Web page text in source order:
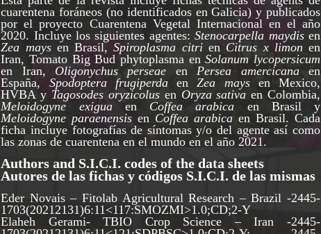
cuarentena foráneos (no identificados en Galicia) y publicados
por el proyecto Cuarentena Vegetal Internacional en el año
2020. Incluye los siguientes agentes:Stenocarpella maydisen
Zea maysen Brasil,Spiroplasma citrien Citrus x limon en
Iran, Tomato Big Bud phytoplasma enSolanum lycopersicum
en Iran, Oligonychus perseae en Persea amercicanaen
España, Spodoptera frugiperdaenZea maysen Mexico,
HVBA y Tagosodes oryzicolusen Oryza sativa en Colombia,
Meloidogyne exiguaen Coffea arabica en Brasil y
Meloidogyne paraenensis en Coffea arabica en Brasil. Cada
ficha incluye fotografías de síntomas y/o del agente así como
las zonas de cuarentena en el mundo en el año 2021.
Authors and S.I.C.I. codes of the data sheets
Autores de las fichas y códigos S.I.C.I. de las mismas
Eder Novais – Fitolab Agricultural Research – Brazil -2445-
1703(20212131)6:11<117:SMOZMI>1.0;CD;2-Y
Elaheh Gerami- TBIO Crop Science – Iran -2445-